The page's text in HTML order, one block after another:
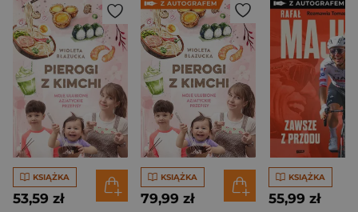
KSIĄŻKA
53,59 zł
KSIĄŻKA
79,99 zł
KSIĄŻKA
55,99 zł